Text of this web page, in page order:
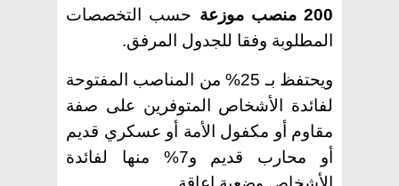
200 منصب موزعة
حسب التخصصات
المطلوبة وفقا للجدول المرفق.
ويحتفظ بـ 25% من المناصب المفتوحة
لفائدة الأشخاص المتوفرين على صفة
مقاوم أو مكفول الأمة أو عسكري قديم
أو محارب قديم و7% منها لفائدة